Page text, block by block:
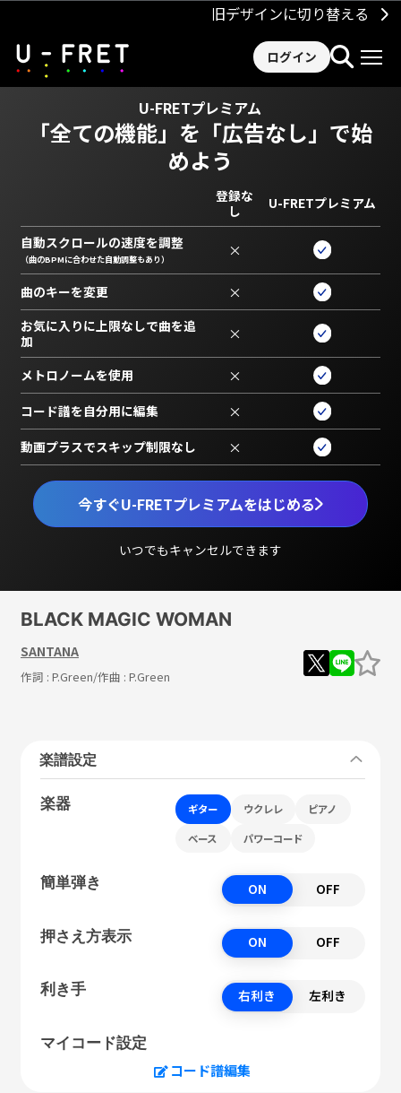
旧デザインに切り替える
ログイン
U-FRETプレミアム
「全ての機能」を 「広告なし」で始
めよう
今すぐU-FRETプレミアムをはじめる
いつでもキャンセルできます
登録な
し
U-FRETプレミアム
自動スクロールの速度を調整
（曲のBPMに合わせた自動調整もあり） ×
曲のキーを変更 ×
お気に入りに上限なしで曲を追
加
×
メトロノームを使用 ×
コード譜を自分用に編集 ×
動画プラスでスキップ制限なし ×
BLACK MAGIC WOMAN
SANTANA
作詞 : P.Green/作曲 : P.Green
楽譜設定
楽器 ギター ウクレレ ピアノ
ベース パワーコード
簡単弾き ON OFF
押さえ方表示 ON OFF
利き手 右利き 左利き
マイコード設定
コード譜編集